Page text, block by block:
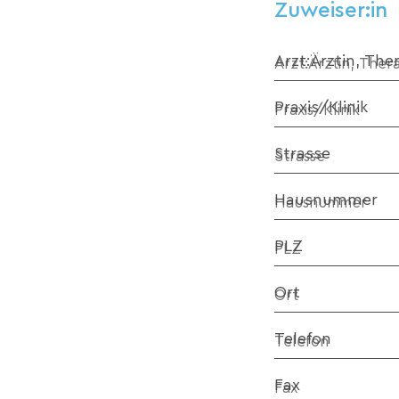
Zuweiser:in
Arzt:Ärztin,
Praxis/Klinik
Strasse
Hausnummer
PLZ
Ort
Telefon
Fax